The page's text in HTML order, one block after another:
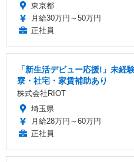
東京都
月給30万円～50万円
正社員
「新生活デビュー応援!」未経
寮・社宅・家賃補助あり
株式会社RIOT
埼玉県
月給28万円～60万円
正社員